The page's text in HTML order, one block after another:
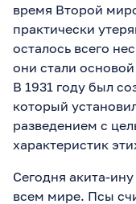
время Второй
практически
осталось всего
они стали
В 1931 году был
который
разведением с
характеристик
Сегодня акита-
всем мире. Псы